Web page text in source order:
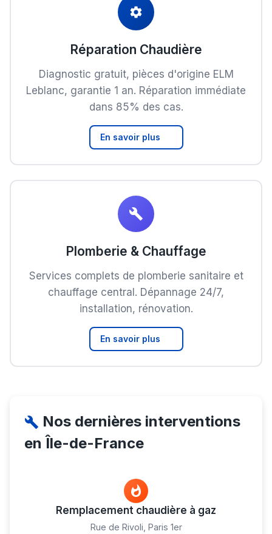
Réparation Chaudière
Diagnostic gratuit, pièces d'origine ELM
Leblanc, garantie 1 an. Réparation immédiate
dans 85% des cas.
En savoir plus
Plomberie & Chauffage
Services complets de plomberie sanitaire et
chauffage central. Dépannage 24/7,
installation, rénovation.
En savoir plus
Nos dernières interventions
en Île-de-France
Remplacement chaudière à gaz
Rue de Rivoli, Paris 1er